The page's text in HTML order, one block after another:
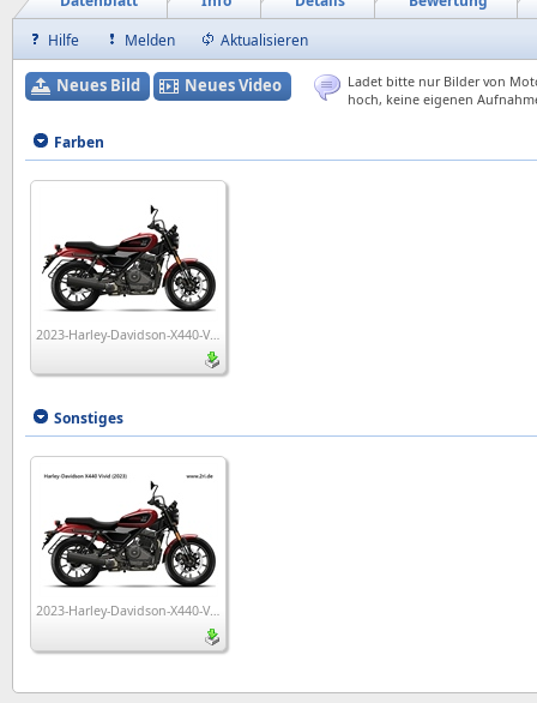
Hilfe
Melden Aktualisieren
Neues Bild Neues Video
Ladet bitte nur Bilder von
hoch, keine eigenen
Farben
2023-Harley-Davidson-X440-Vivid
Sonstiges
2023-Harley-Davidson-X440-Vivid_wp1